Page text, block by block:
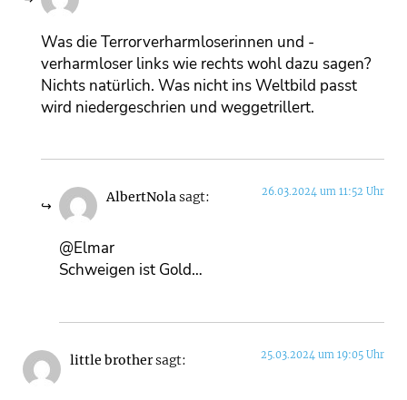
Was die Terrorverharmloserinnen und -
verharmloser links wie rechts wohl dazu sagen?
Nichts natürlich. Was nicht ins Weltbild passt
wird niedergeschrien und weggetrillert.
AlbertNolasagt: 26.03.2024 um 11:52 Uhr
@Elmar
Schweigen ist Gold…
little brothersagt: 25.03.2024 um 19:05 Uhr